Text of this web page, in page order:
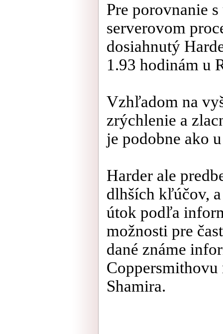
Pre porovnanie
serverovom
dosiahnutý
1.93 hodinám u
Vzhľadom na
zrýchlenie a
je podobne ako
Harder ale
dlhších kľúčov,
útok podľa
možnosti pre
dané známe
Shamira.